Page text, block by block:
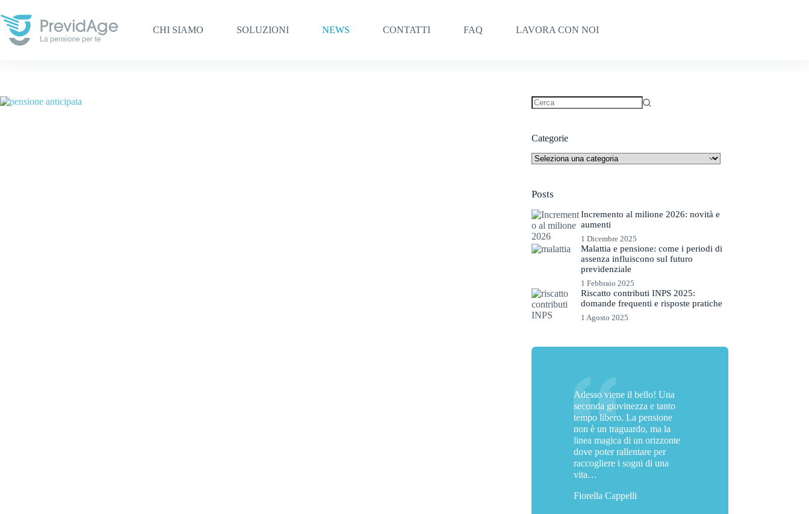
al
contenuto
CHI SIAMO SOLUZIONI NEWS CONTATTI FAQ LAVORA CON NOI
Categorie
Categorie
Posts
Incremento al milione 2026: novità e
aumenti
1 Dicembre 2025
Malattia e pensione: come i periodi di
assenza influiscono sul futuro
previdenziale
1 Febbraio 2025
Riscatto contributi INPS 2025:
domande frequenti e risposte pratiche
1 Agosto 2025
Adesso viene il bello! Una
seconda giovinezza e tanto
tempo libero. La pensione
non è un traguardo, ma la
linea magica di un orizzonte
dove poter rallentare per
raccogliere i sogni di una
vita…
Fiorella Cappelli